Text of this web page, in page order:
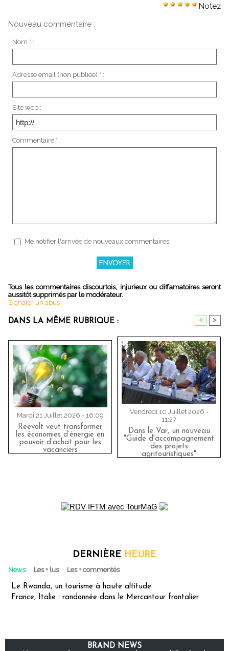
Notez
Nouveau commentaire :
Nom * :
Adresse email (non publiée) * :
Site web :
Commentaire * :
Me notifier l'arrivée de nouveaux commentaires
Tous les commentaires discourtois, injurieux ou diffamatoires seront
aussitôt supprimés par le modérateur.
Signaler un abus
DANS LA MÊME RUBRIQUE : < >
Mardi 21 Juillet 2026 - 16:09
Reevolt veut transformer
les économies d’énergie en
pouvoir d’achat pour les
vacanciers
Vendredi 10 Juillet 2026 -
11:27
Dans le Var, un nouveau
"Guide d'accompagnement
des projets
agritouristiques"
DERNIÈRE HEURE
News Les + lus Les + commentés
Le Rwanda, un tourisme à haute altitude
France, Italie : randonnée dans le Mercantour frontalier
BRAND NEWS